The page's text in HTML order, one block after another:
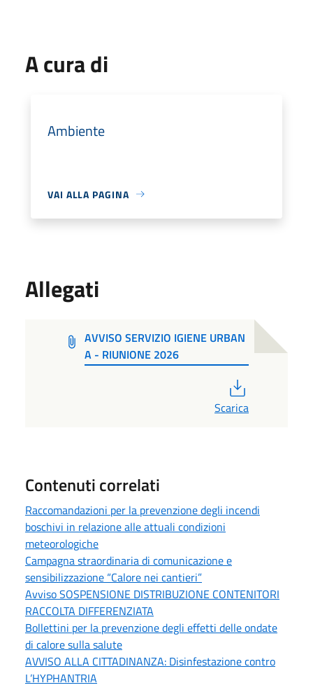
A cura di
Ambiente
VAI ALLA PAGINA
Allegati
AVVISO SERVIZIO IGIENE URBAN
A - RIUNIONE 2026
Scarica
Contenuti correlati
Raccomandazioni per la prevenzione degli incendi
boschivi in relazione alle attuali condizioni
meteorologiche
Campagna straordinaria di comunicazione e
sensibilizzazione “Calore nei cantieri”
Avviso SOSPENSIONE DISTRIBUZIONE CONTENITORI
RACCOLTA DIFFERENZIATA
Bollettini per la prevenzione degli effetti delle ondate
di calore sulla salute
AVVISO ALLA CITTADINANZA: Disinfestazione contro
L’HYPHANTRIA